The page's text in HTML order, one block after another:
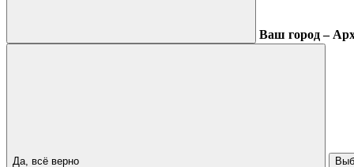
Ваш город –
Да, всё верно